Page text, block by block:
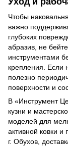
Чтобы
важно
глубоких
абразив, не
инструментами
крепления. Если
полезно
поверхности и
В «Инструмент
кузни и
моделей для
активной ковки
г. Обухов,